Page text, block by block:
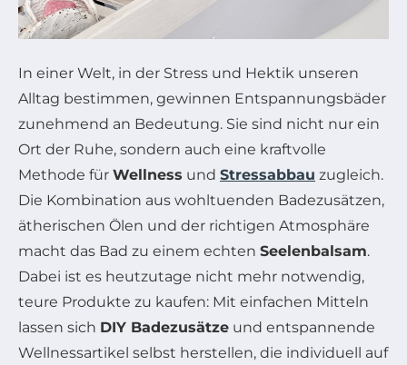
In einer Welt, in der Stress und Hektik unseren
Alltag bestimmen, gewinnen Entspannungsbäder
zunehmend an Bedeutung. Sie sind nicht nur ein
Ort der Ruhe, sondern auch eine kraftvolle
Methode für Wellness und Stressabbau zugleich.
Die Kombination aus wohltuenden Badezusätzen,
ätherischen Ölen und der richtigen Atmosphäre
macht das Bad zu einem echten Seelenbalsam.
Dabei ist es heutzutage nicht mehr notwendig,
teure Produkte zu kaufen: Mit einfachen Mitteln
lassen sich DIY Badezusätze und entspannende
Wellnessartikel selbst herstellen, die individuell auf